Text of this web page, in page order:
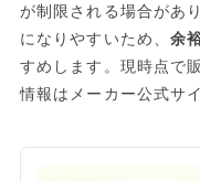
が制限される場合があ
になりやすいため、余
すめします。現時点で
情報はメーカー公式サ